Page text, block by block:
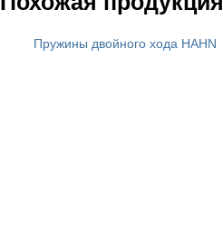
Пружины двойного хода HAHN